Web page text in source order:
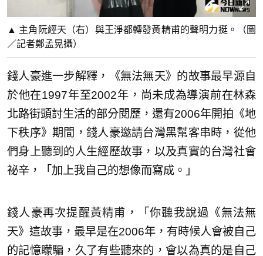
▲ 主角阮經天（右）與王淨都轉發黃精甫的聲明力挺。（圖
／記者鄭孟晃攝）
錢人豪進一步解釋，《無法無天》的故事最早源自
於他在1997年至2002年，尚未成為導演前在林森
北路街頭討生活的部分閱歷，還有2006年開拍《地
下秩序》期間，錢人豪邀請台灣黑幫客串時，從他
們身上聽到的人生經歷故事，以及真實的台灣社會
祕辛，「加上我自己的想像而寫成。」
錢人豪再次提醒黃精甫，「你聽我說過《無法無
天》這故事，最早是在2006年，有時候人會被自己
的記憶矇騙，久了有些聽來的，會以為真的是自己